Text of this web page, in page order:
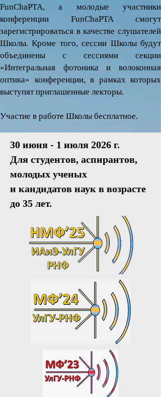
FunChaPTA, а молодые участники
конференции FunChaPTA смогут
зарегистрироваться в качестве слушателей
Школы. Кроме того, сессии Школы будут
объединены с сессиями секции
«Интегральная фотоника и волоконная
оптика» конференции, в рамках которых
выступят приглашенные лекторы.
Участие в работе Школы бесплатное.
30 июня - 1 июля 2026 г.
Для студентов, аспирантов,
молодых ученых
и кандидатов наук в возрасте
до 35 лет.